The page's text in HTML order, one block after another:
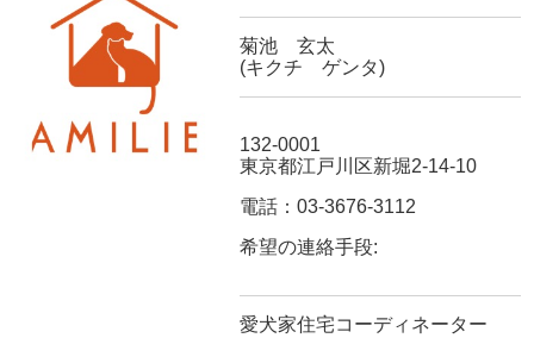
菊池 玄太
(キクチ ゲンタ)
132-0001
東京都江戸川区新堀2-14-10
電話：03-3676-3112
希望の連絡手段:
愛犬家住宅コーディネーター